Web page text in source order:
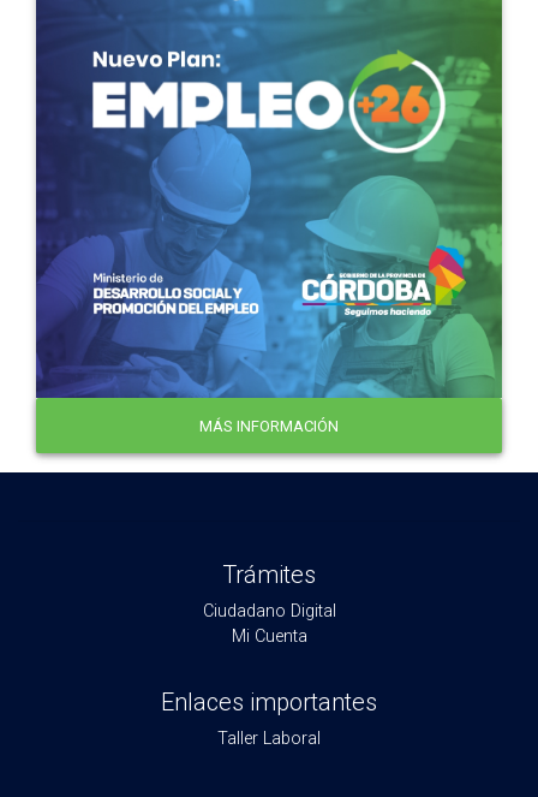
MÁS INFORMACIÓN
Trámites
Ciudadano Digital
Mi Cuenta
Enlaces importantes
Taller Laboral